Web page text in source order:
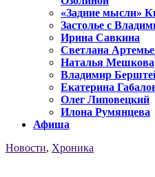
«Задние мысли»
Застолье с
Ирина Савкина
Светлана
Наталья Мешкова
Владимир
Екатерина
Олег Липовецкий
Илона Румянцева
Афиша
Новости, Хроника